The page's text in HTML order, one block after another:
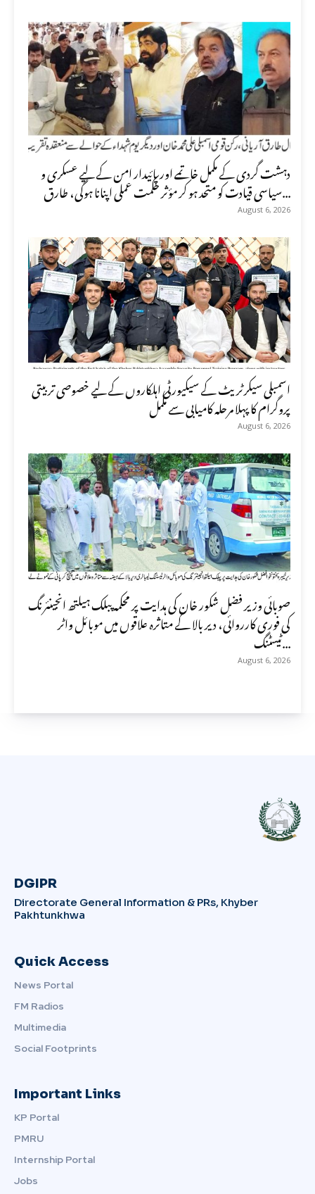
دہشت گردی کے مکمل خاتمے اور پائیدار امن کے لیے عسکری و
سیاسی قیادت کو متحد ہو کر مؤثر حکمت عملی اپنانا ہوگی، طارق...
August 6, 2026
اسمبلی سیکرٹریٹ کے سیکیورٹی اہلکاروں کے لیے خصوصی تربیتی
پروگرام کا پہلا مرحلہ کامیابی سے مکمل
August 6, 2026
صوبائی وزیر فضل شکور خان کی ہدایت پر محکمہ پبلک ہیلتھ انجینئرنگ
کی فوری کارروائی، دیر بالا کے متاثرہ علاقوں میں موبائل واٹر
ٹیسٹنگ...
August 6, 2026
DGIPR
Directorate General Information & PRs, Khyber
Pakhtunkhwa
Quick Access
News Portal
FM Radios
Multimedia
Social Footprints
Important Links
KP Portal
PMRU
Internship Portal
Jobs